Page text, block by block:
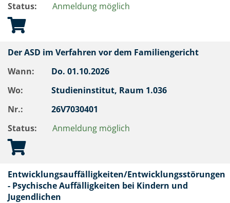
Status:
Anmeldung möglich
Der ASD im Verfahren vor dem Familiengericht
Wann:
Do. 01.10.2026
Wo:
Studieninstitut, Raum 1.036
Nr.:
26V7030401
Status:
Anmeldung möglich
Entwicklungsauffälligkeiten/Entwicklungsstörungen
- Psychische Auffälligkeiten bei Kindern und
Jugendlichen